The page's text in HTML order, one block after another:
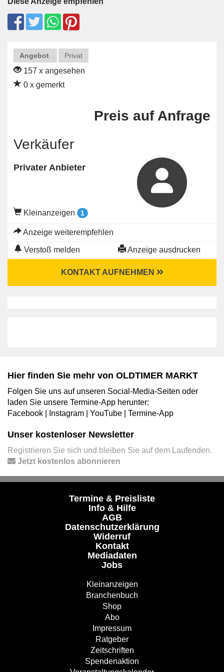
Angebot Privat
157 x angesehen
0 x gemerkt
Preis auf Anfrage
Verkäufer
Privater Anbieter
Kleinanzeigen 1
Anzeige weiterempfehlen
Verstoß melden Anzeige ausdrucken
KONTAKT AUFNEHMEN
Hier finden Sie mehr von OLDTIMER MARKT
Folgen Sie uns auf unseren Social-Media-Seiten oder
laden Sie unsere Termine-App herunter:
Facebook
Instagram YouTube Termine-App
Unser kostenloser Newsletter
Registrieren Sie sich und bleiben Sie auf dem Laufenden.
Jetzt kostenlos abonnieren
Termine & Preisliste
Info & Hilfe
AGB
Datenschutzerklärung
Widerruf
Kontakt
Mediadaten
Jobs
Kleinanzeigen
Branchenbuch
Shop
Abo
Impressum
Ratgeber
Zeitschriften
Spendenaktion